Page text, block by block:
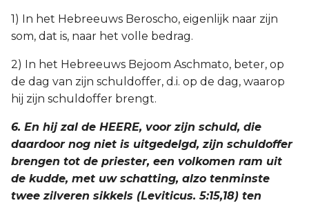
1) In het Hebreeuws Beroscho, eigenlijk naar zijn
som, dat is, naar het volle bedrag.
2) In het Hebreeuws Bejoom Aschmato, beter, op
de dag van zijn schuldoffer, d.i. op de dag, waarop
hij zijn schuldoffer brengt.
6. En hij zal de HEERE, voor zijn schuld, die
daardoor nog niet is uitgedelgd, zijn schuldoffer
brengen tot de priester, een volkomen ram uit
de kudde, met uw schatting, alzo tenminste
twee zilveren sikkels (Leviticus. 5:15,18) ten